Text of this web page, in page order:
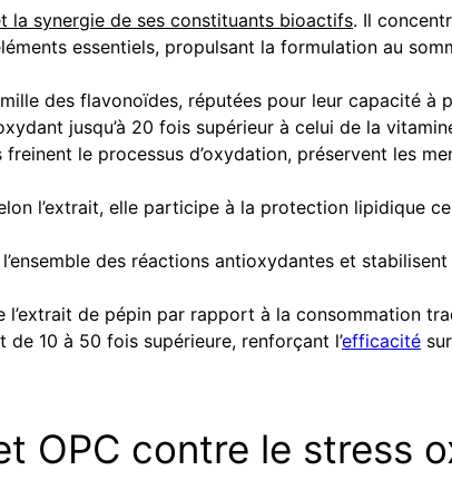
la synergie de ses constituants bioactifs. Il
essentiels, propulsant la formulation au
des flavonoïdes, réputées pour leur capacité à
jusqu’à 20 fois supérieur à celui de la
le processus d’oxydation, préservent les
l’extrait, elle participe à la protection lipidique
des réactions antioxydantes et
de pépin par rapport à la consommation
de 10 à 50 fois supérieure, renforçant l’efficacité
OPC contre le stress